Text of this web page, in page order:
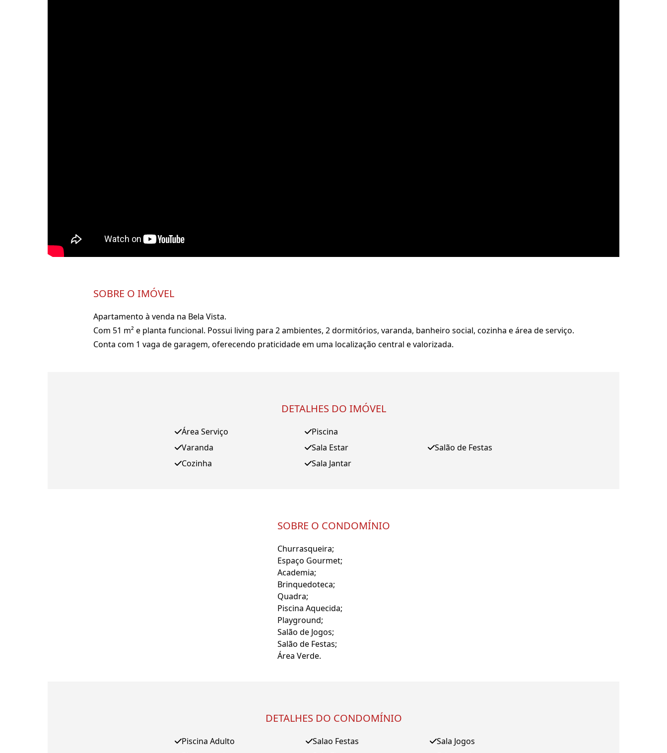
SOBRE O IMÓVEL
Apartamento à venda na Bela Vista.
Com 51 m² e planta funcional. Possui living para 2 ambientes, 2 dormitórios, varanda, banheiro social, cozinha e área de serviço.
Conta com 1 vaga de garagem, oferecendo praticidade em uma localização central e valorizada.
DETALHES DO IMÓVEL
Área Serviço
Varanda
Cozinha
Piscina
Sala Estar
Sala Jantar
Salão de Festas
SOBRE O CONDOMÍNIO
Churrasqueira;
Espaço Gourmet;
Academia;
Brinquedoteca;
Quadra;
Piscina Aquecida;
Playground;
Salão de Jogos;
Salão de Festas;
Área Verde.
DETALHES DO CONDOMÍNIO
Piscina Adulto
Salao Festas
Sala Jogos